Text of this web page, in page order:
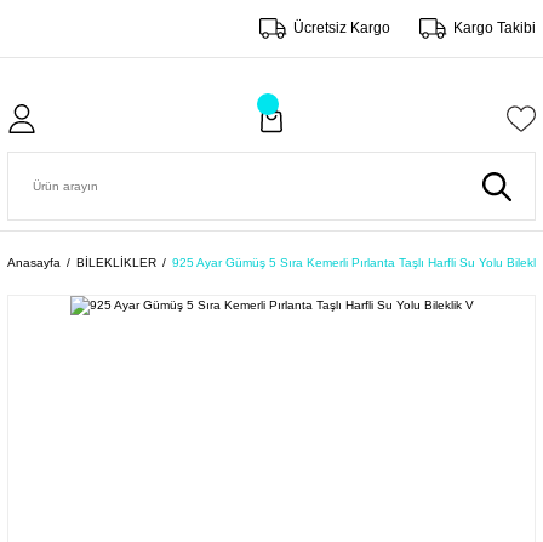
Ücretsiz Kargo Kargo Takibi
Anasayfa BİLEKLİKLER 925 Ayar Gümüş 5 Sıra Kemerli Pırlanta Taşlı Harfli Su Yolu